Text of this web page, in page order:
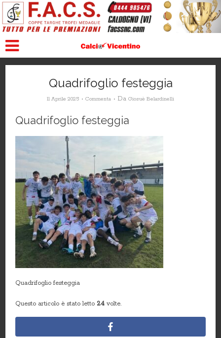
Quadrifoglio festeggia
11 Aprile 2025 Commenta Da Giosuè Belardinelli
Quadrifoglio festeggia
Quadrifoglio festeggia
Questo articolo è stato letto 24 volte.